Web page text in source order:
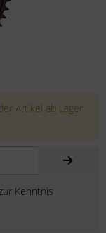
Artikel ab Lager
Kenntnis